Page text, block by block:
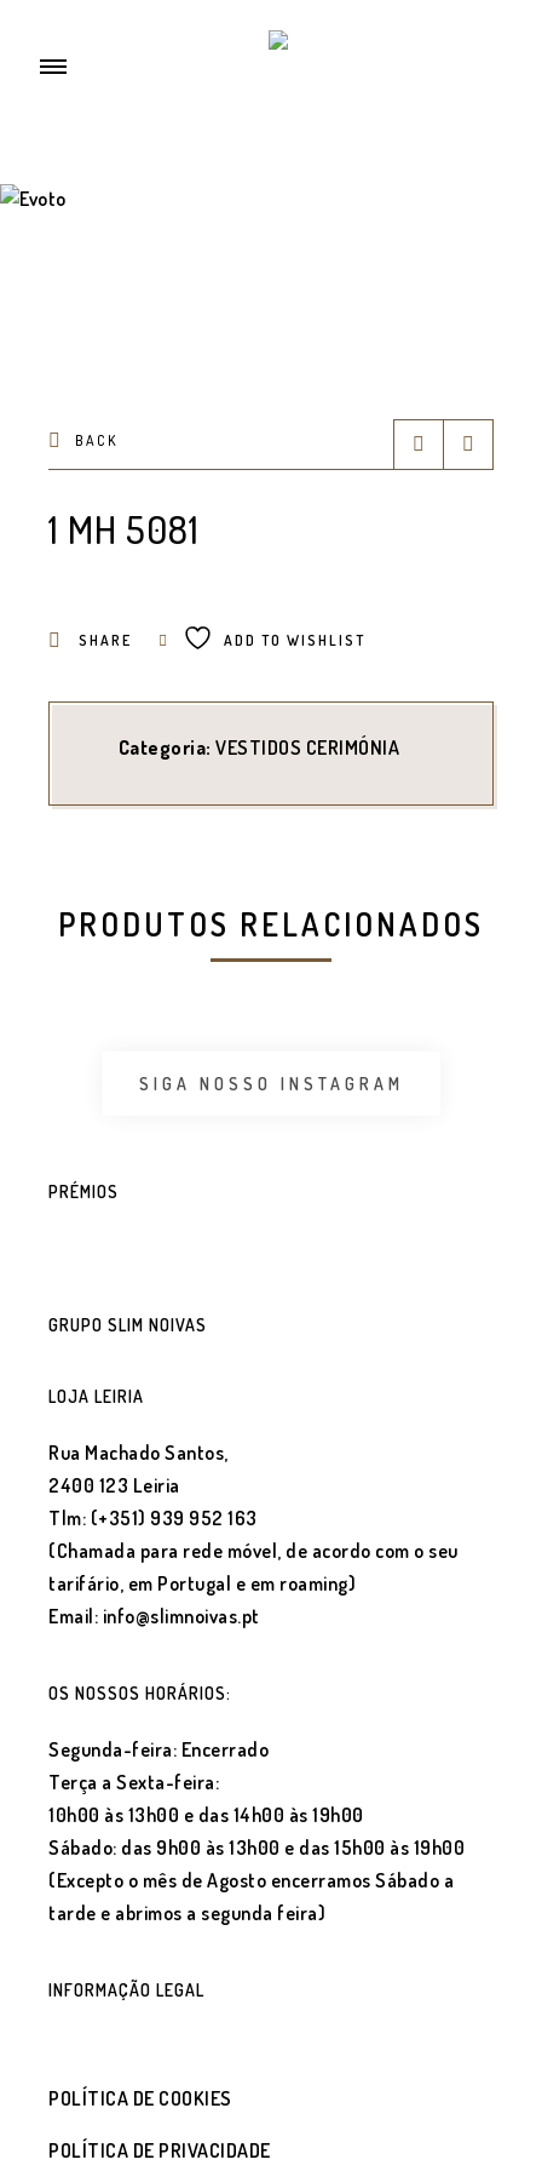
BACK
1 MH 5081
SHARE ADD TO WISHLIST
Categoria:VESTIDOS CERIMÓNIA
PRODUTOS RELACIONADOS
SIGA NOSSO INSTAGRAM
PRÉMIOS
GRUPO SLIM NOIVAS
LOJA LEIRIA
Rua Machado Santos,
2400 123 Leiria
Tlm: (+351) 939 952 163
(Chamada para rede móvel, de acordo com o seu
tarifário, em Portugal e em roaming)
Email: info@slimnoivas.pt
OS NOSSOS HORÁRIOS:
Segunda-feira: Encerrado
Terça a Sexta-feira:
10h00 às 13h00 e das 14h00 às 19h00
Sábado: das 9h00 às 13h00 e das 15h00 às 19h00
(Excepto o mês de Agosto encerramos Sábado a
tarde e abrimos a segunda feira)
INFORMAÇÃO LEGAL
POLÍTICA DE COOKIES
POLÍTICA DE PRIVACIDADE